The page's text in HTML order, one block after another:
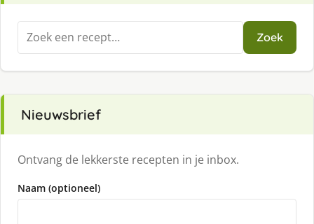
Zoeken
naar:
Zoek
Nieuwsbrief
Ontvang de lekkerste recepten in je inbox.
Naam (optioneel)